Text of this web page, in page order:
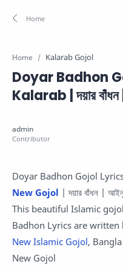
Home Kalarab Gojol
Doyar Badhon
Kalarab | দয়ার বাঁধন
Doyar Badhon Gojol
New Gojol | দয়ার বাঁধন |
This beautiful Islamic
Badhon Lyrics are
New Islamic Gojol,
New Gojol